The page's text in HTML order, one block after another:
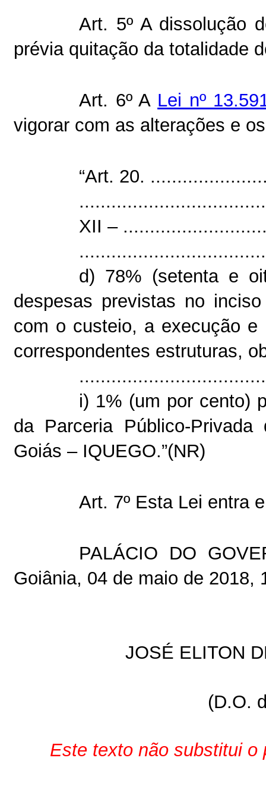
Art. 5º A dissolução
prévia quitação da totalidade
Art. 6º A Lei nº
vigorar com as alterações e
“Art. 20.
XII –
d) 78% (setenta e
despesas previstas no
com o custeio, a execução
correspondentes estruturas,
i) 1% (um por cento)
da Parceria Público-
Goiás – IQUEGO.”(NR)
Art. 7º Esta Lei entra
PALÁCIO DO
Goiânia, 04 de maio de 2018,
JOSÉ ELITON
(D.O.
Este texto não substitui o